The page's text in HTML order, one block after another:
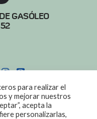
GASÓLEO
LEGAL
para realizar el
y mejorar nuestros
acepta la
personalizarlas,